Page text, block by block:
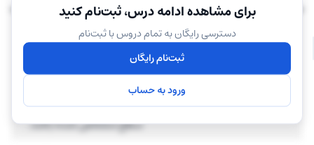
برای مشاهده ادامه درس، ثبت‌نام کنید
دسترسی رایگان به تمام دروس با ثبت‌نام
ثبت‌نام رایگان
ورود به حساب
سفارش‌های محدود (Limit
قیمت حداکثر خرید یا حداقل
فروش را برای اجرای معامله
مشخص می‌کنند. این
سفارش‌ها تضمین می‌کنند که
قیمت دریافتی برابر یا بهتر از
سطح مشخص شده باشد.